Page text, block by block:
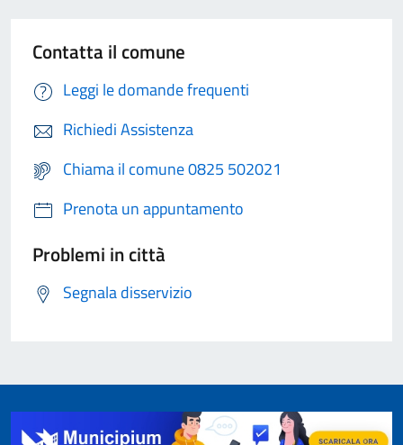
Contatta il comune
Leggi le domande frequenti
Richiedi Assistenza
Chiama il comune 0825 502021
Prenota un appuntamento
Problemi in città
Segnala disservizio